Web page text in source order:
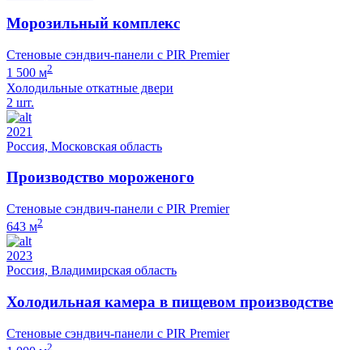
Морозильный комплекс
Стеновые сэндвич-панели с PIR Premier
1 500 м2
Холодильные откатные двери
2 шт.
2021
Россия, Московская область
Производство мороженого
Стеновые сэндвич-панели с PIR Premier
643 м2
2023
Россия, Владимирская область
Холодильная камера в пищевом производстве
Стеновые сэндвич-панели с PIR Premier
2